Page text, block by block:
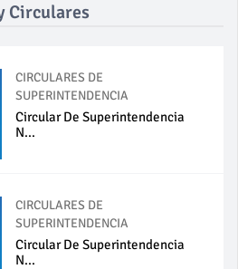
Circulares
CIRCULARES DE
SUPERINTENDENCIA
Circular De Superintendencia
N...
CIRCULARES DE
SUPERINTENDENCIA
Circular De Superintendencia
N...